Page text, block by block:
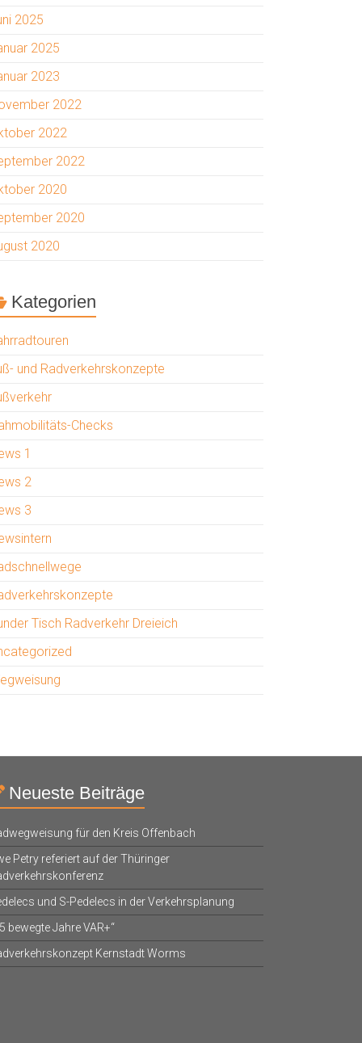
2025
2025
2023
2022
2022
2022
2020
2020
2020
Kategorien
und Radverkehrskonzepte
Checks
1
2
3
Tisch Radverkehr Dreieich
Neueste Beiträge
für den Kreis Offenbach
Petry referiert auf der Thüringer
und S-Pedelecs in der Verkehrsplanung
bewegte Jahre VAR+“
Kernstadt Worms